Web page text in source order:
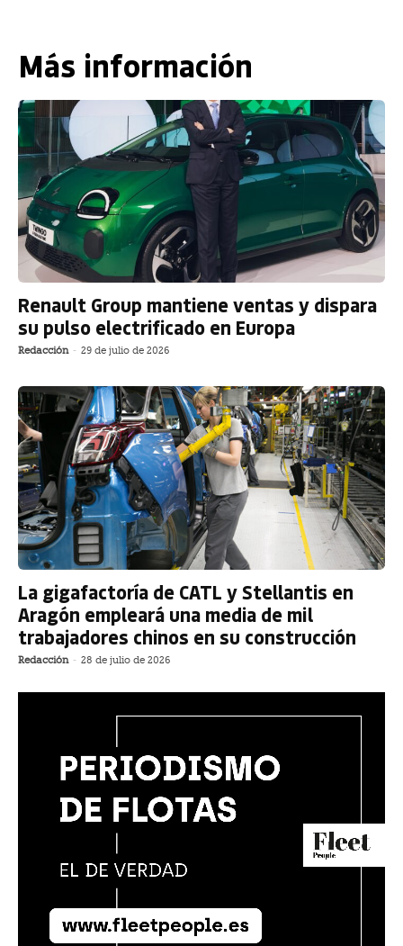
Más información
Renault Group mantiene ventas y dispara
su pulso electrificado en Europa
Redacción - 29 de julio de 2026
La gigafactoría de CATL y Stellantis en
Aragón empleará una media de mil
trabajadores chinos en su construcción
Redacción - 28 de julio de 2026